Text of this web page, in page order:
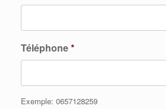
Téléphone*
Exemple: 0657128259